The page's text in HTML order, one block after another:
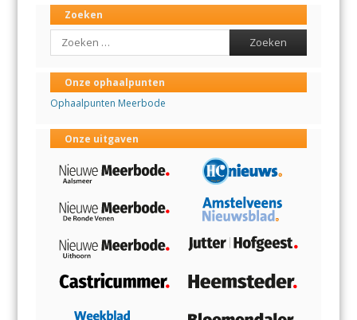
Zoeken
Search
Onze ophaalpunten
Ophaalpunten Meerbode
Onze uitgaven